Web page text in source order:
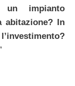
un impianto
In